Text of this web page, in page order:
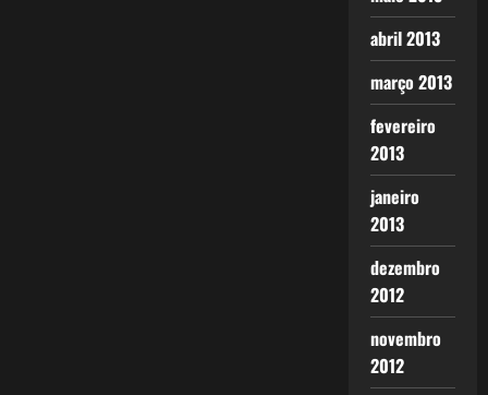
abril 2013
março 2013
fevereiro
2013
janeiro
2013
dezembro
2012
novembro
2012